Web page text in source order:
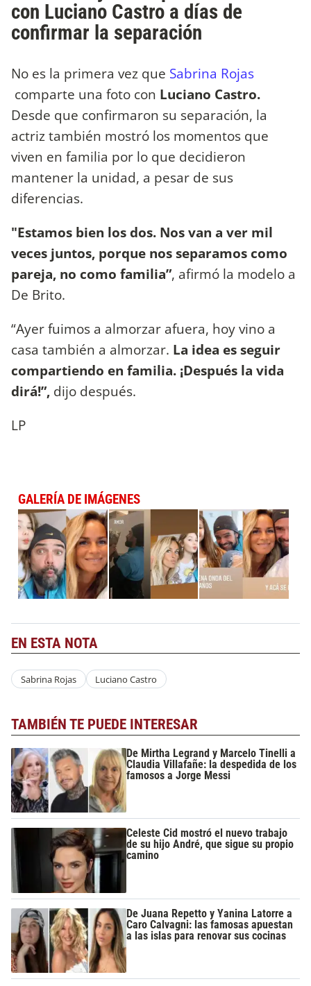
con Luciano Castro a días de
confirmar la separación
No es la primera vez que Sabrina Rojas
comparte una foto con Luciano Castro.
Desde que confirmaron su separación, la
actriz también mostró los momentos que
viven en familia por lo que decidieron
mantener la unidad, a pesar de sus
diferencias.
"Estamos bien los dos. Nos van a ver mil
veces juntos, porque nos separamos como
pareja, no como familia”, afirmó la modelo a
De Brito.
“Ayer fuimos a almorzar afuera, hoy vino a
casa también a almorzar. La idea es seguir
compartiendo en familia. ¡Después la vida
dirá!”, dijo después.
LP
GALERÍA DE IMÁGENES
EN ESTA NOTA
Sabrina Rojas Luciano Castro
TAMBIÉN TE PUEDE INTERESAR
De Mirtha Legrand y Marcelo Tinelli a
Claudia Villafañe: la despedida de los
famosos a Jorge Messi
Celeste Cid mostró el nuevo trabajo
de su hijo André, que sigue su propio
camino
De Juana Repetto y Yanina Latorre a
Caro Calvagni: las famosas apuestan
a las islas para renovar sus cocinas